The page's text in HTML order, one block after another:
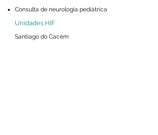
Consulta de neurologia pediátrica
Unidades HIF
Santiago do Cacém